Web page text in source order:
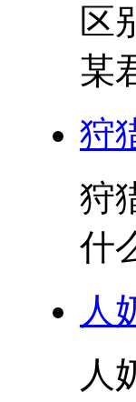
区
某
狩
狩
什
人
人